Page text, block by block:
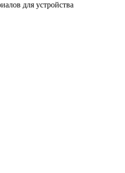
для устройства